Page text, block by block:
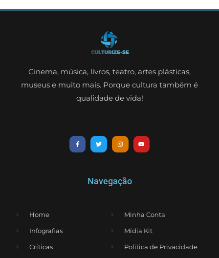
Cinema, música, livros, teatro, artes plásticas,
museus e muito mais. Porque cultura também é
qualidade de vida!
Navegação
Home
Infografias
Críticas
Minha Conta
Mídia Kit
Política de Privacidade